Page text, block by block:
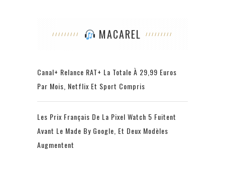
MACAREL
Canal+ Relance RAT+ La Totale À 29,99 Euros
Par Mois, Netflix Et Sport Compris
Les Prix Français De La Pixel Watch 5 Fuitent
Avant Le Made By Google, Et Deux Modèles
Augmentent